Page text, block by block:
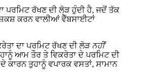
ਪਰਮਿਟ ਰੱਖਣ ਦੀ ਲੋੜ ਹੁੰਦੀ ਹੈ, ਜਦੋਂ ਤੱਕ
ਕਰਨ ਵਾਲੀਆਂ ਵੈੱਬਸਾਈਟਾਂ
ਦਾ ਪਰਮਿਟ ਰੱਖਣ ਦੀ ਲੋੜ ਨਹੀਂ
ਆਮ ਤੌਰ ਤੇ ਵਿਕਰੇਤਾ ਦੇ ਪਰਮਿਟ ਦੀ
ਕਾਰਨ ਤੁਹਾਨੂੰ ਵਪਾਰਕ ਵਸਤਾਂ, ਸਾਮਾਨ